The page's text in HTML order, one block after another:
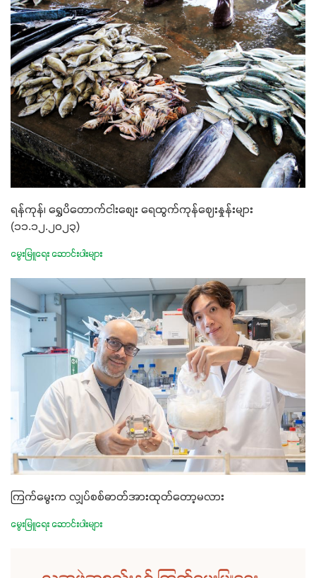
ရန်ကုန်၊ ရွှေပိတောက်ငါးစျေး ရေထွက်ကုန်ဈေးနှုန်းများ
(၁၁.၁၂.၂၀၂၃)
မွေးမြူရေး ဆောင်းပါးများ
ကြက်မွေးက လျှပ်စစ်ဓာတ်အားထုတ်တော့မလား
မွေးမြူရေး ဆောင်းပါးများ